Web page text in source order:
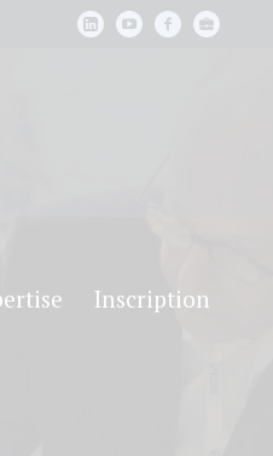
Inscription